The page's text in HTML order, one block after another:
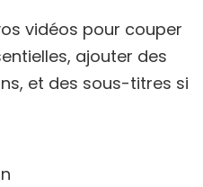
vidéos pour couper
ajouter des
et des sous-titres si